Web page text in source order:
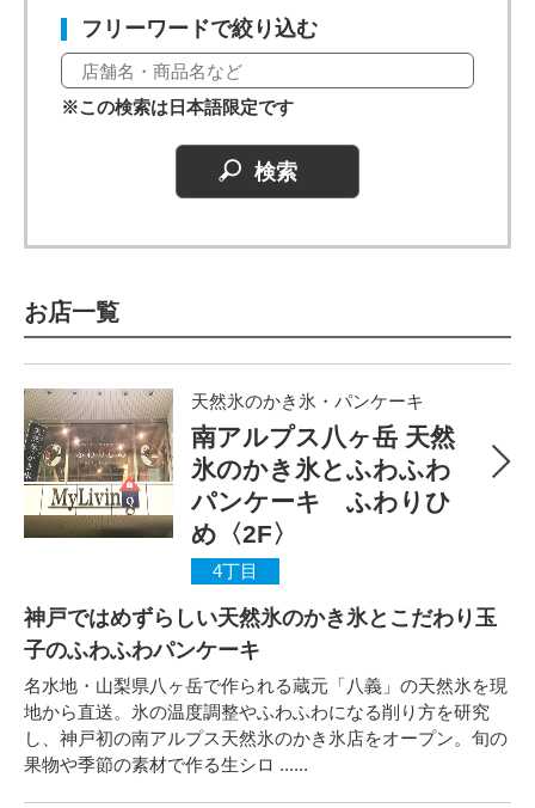
フリーワードで絞り込む
※この検索は日本語限定です
お店一覧
天然氷のかき氷・パンケーキ
南アルプス八ヶ岳 天然
氷のかき氷とふわふわ
パンケーキ ふわりひ
め〈2F〉
4丁目
神戸ではめずらしい天然氷のかき氷とこだわり玉
子のふわふわパンケーキ
名水地・山梨県八ヶ岳で作られる蔵元「八義」の天然氷を現
地から直送。氷の温度調整やふわふわになる削り方を研究
し、神戸初の南アルプス天然氷のかき氷店をオープン。旬の
果物や季節の素材で作る生シロ ......